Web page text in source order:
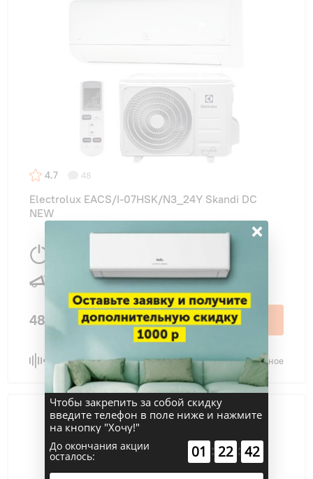
4.7 48
Electrolux EACS/I-07HSK/N3_24Y Skandi DC
NEW
48 990 ₽ В корзину
Сравнить В избранное
×
Чтобы закрепить за собой скидку
введите телефон в поле ниже и нажмите
на кнопку "Хочу!"
До окончания акции
осталось: 01 : 22 : 41